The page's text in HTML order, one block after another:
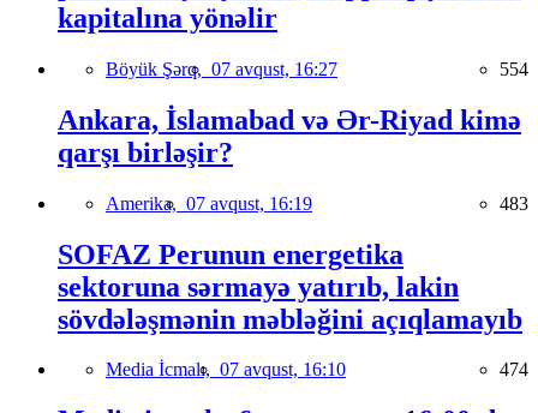
kapitalına yönəlir
Böyük Şərq, 07 avqust, 16:27 554
Ankara, İslamabad və Ər-Riyad kimə
qarşı birləşir?
Amerika, 07 avqust, 16:19 483
SOFAZ Perunun energetika
sektoruna sərmayə yatırıb, lakin
sövdələşmənin məbləğini açıqlamayıb
Media İcmalı, 07 avqust, 16:10 474